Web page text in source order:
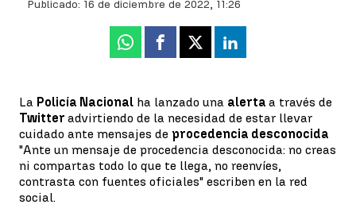
Publicado: 16 de diciembre de 2022, 11:26
Whatsapp
Facebook
X Linkedin
La Policía Nacional ha lanzado una alerta a través de
Twitter advirtiendo de la necesidad de estar llevar
cuidado ante mensajes de procedencia desconocida
"Ante un mensaje de procedencia desconocida: no creas
ni compartas todo lo que te llega, no reenvíes,
contrasta con fuentes oficiales" escriben en la red
social.